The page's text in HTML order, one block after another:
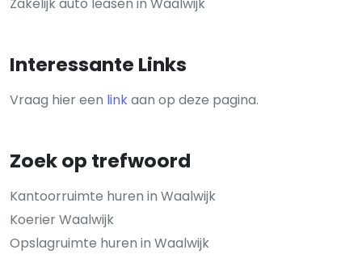
Zakelijk auto leasen in Waalwijk
Interessante Links
Vraag hier een linkaan op deze pagina.
Zoek op trefwoord
Kantoorruimte huren in Waalwijk
Koerier Waalwijk
Opslagruimte huren in Waalwijk